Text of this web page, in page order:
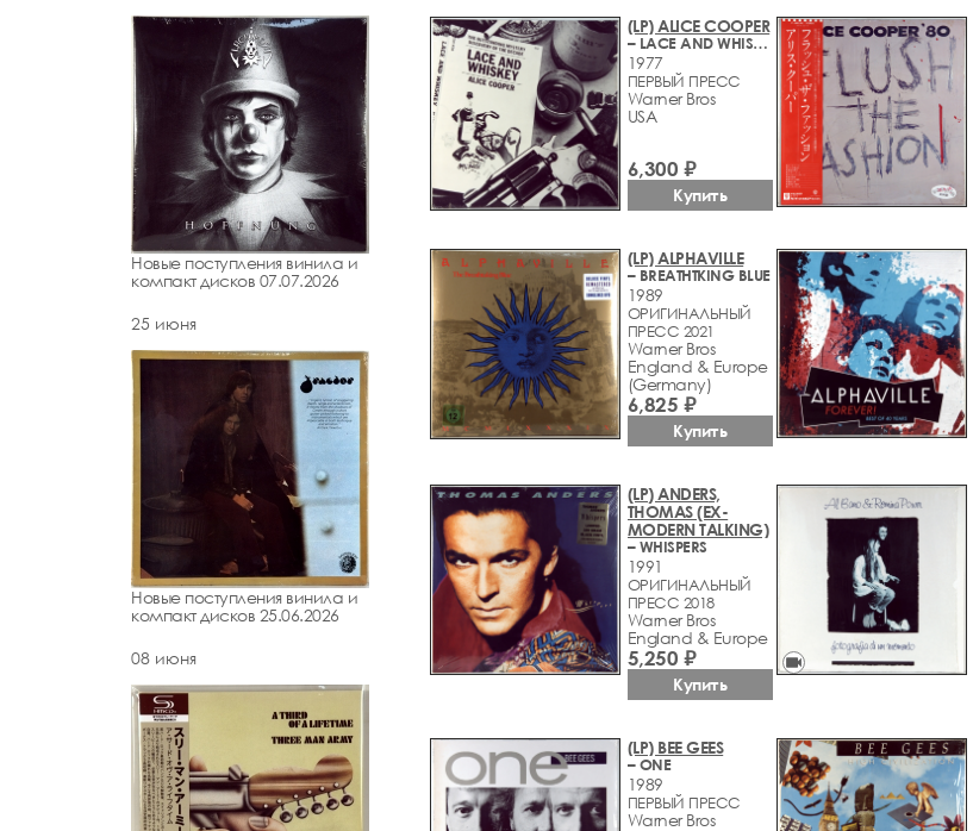
Новые поступления винила и
компакт дисков 07.07.2026
25 июня
Новые поступления винила и
компакт дисков 25.06.2026
08 июня
(LP) ALICE COOPER
– LACE AND WHISKEY
1977
ПЕРВЫЙ ПРЕСС
Warner Bros
USA
6,300 ₽
Купить
(LP) ALPHAVILLE
– BREATHTKING BLUE
1989
ОРИГИНАЛЬНЫЙ
ПРЕСС 2021
Warner Bros
England & Europe
(Germany)
6,825 ₽
Купить
(LP) ANDERS,
THOMAS (EX-
MODERN TALKING)
– WHISPERS
1991
ОРИГИНАЛЬНЫЙ
ПРЕСС 2018
Warner Bros
England & Europe
5,250 ₽
Купить
videocam
(LP) BEE GEES
– ONE
1989
ПЕРВЫЙ ПРЕСС
Warner Bros